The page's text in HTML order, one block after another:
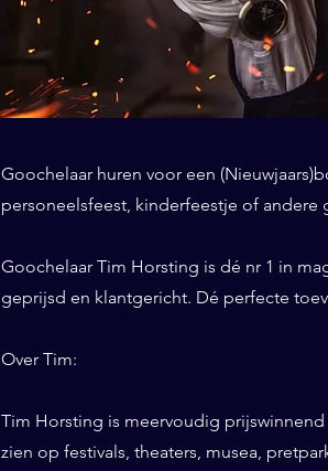
Goochelaar huren voor een
personeelsfeest, kinderfeestje of andere
Goochelaar Tim Horsting is dé nr 1 in
geprijsd en klantgericht. Dé perfecte
Over Tim:
Tim Horsting is meervoudig
zien op festivals, theaters, musea,